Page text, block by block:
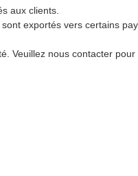
aux clients.
exportés vers certains
Veuillez nous contacter pour